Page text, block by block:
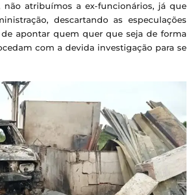
atribuímos a ex-funcionários, já que
descartando as especulações
apontar quem quer que seja de forma
com a devida investigação para se